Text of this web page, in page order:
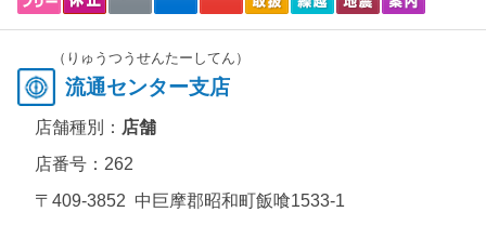
（りゅうつうせんたーしてん）
流通センター支店
店舗種別： 店舗
店番号：262
〒409-3852 中巨摩郡昭和町飯喰1533-1